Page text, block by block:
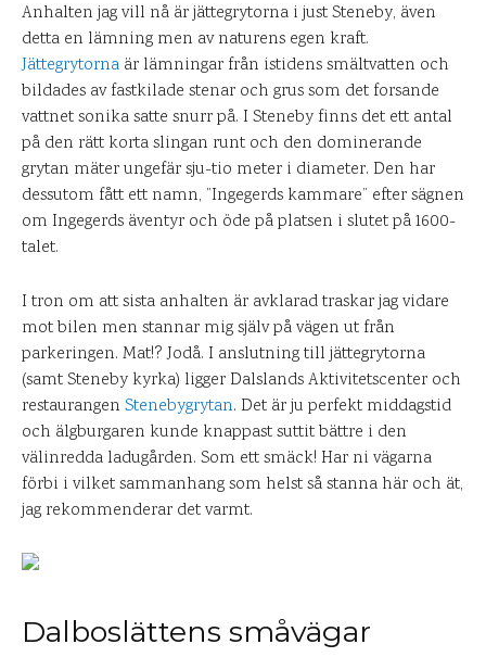
Anhalten jag vill nå är jättegrytorna i just Steneby, även
detta en lämning men av naturens egen kraft.
Jättegrytorna är lämningar från istidens smältvatten och
bildades av fastkilade stenar och grus som det forsande
vattnet sonika satte snurr på. I Steneby finns det ett antal
på den rätt korta slingan runt och den dominerande
grytan mäter ungefär sju-tio meter i diameter. Den har
dessutom fått ett namn, ”Ingegerds kammare” efter sägnen
om Ingegerds äventyr och öde på platsen i slutet på 1600-
talet.
I tron om att sista anhalten är avklarad traskar jag vidare
mot bilen men stannar mig själv på vägen ut från
parkeringen. Mat!? Jodå. I anslutning till jättegrytorna
(samt Steneby kyrka) ligger Dalslands Aktivitetscenter och
restaurangen Stenebygrytan. Det är ju perfekt middagstid
och älgburgaren kunde knappast suttit bättre i den
välinredda ladugården. Som ett smäck! Har ni vägarna
förbi i vilket sammanhang som helst så stanna här och ät,
jag rekommenderar det varmt.
Dalboslättens småvägar